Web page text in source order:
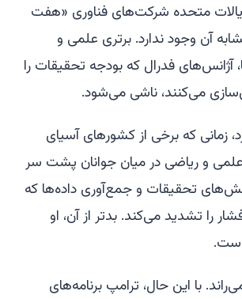
متحده شرکت‌های فناوری «هفت
آن وجود ندارد. برتری علمی و
آژانس‌های فدرال که بودجه تحقیقات را
می‌کنند، ناشی می‌شود.
زمانی که برخی از کشورهای آسیای
علمی و ریاضی در میان جوانان پشت سر
تحقیقات و جمع‌آوری داده‌ها که
را تشدید می‌کند. بدتر از آن، او
است.
با این حال، ترامپ برنامه‌های